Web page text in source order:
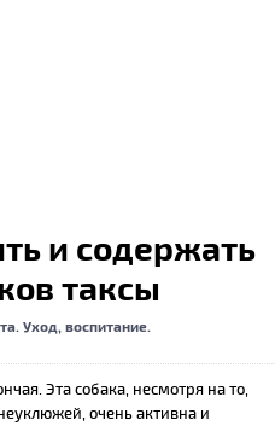
и содержать
таксы
Уход, воспитание.
Эта собака, несмотря на то,
очень активна и